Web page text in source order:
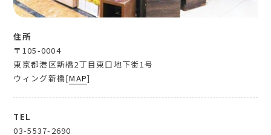
住所
〒105-0004
東京都港区新橋2丁目東口地下街1号
ウィング新橋[MAP]
TEL
03-5537-2690